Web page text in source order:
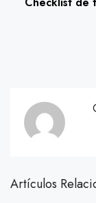
Artículos